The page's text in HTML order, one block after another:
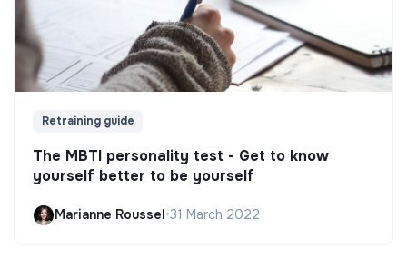
Retraining guide
The MBTI personality test - Get to know
yourself better to be yourself
Marianne Roussel•31 March 2022